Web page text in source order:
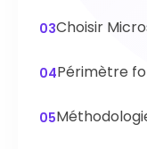
03Choisir
04Périmètre
05